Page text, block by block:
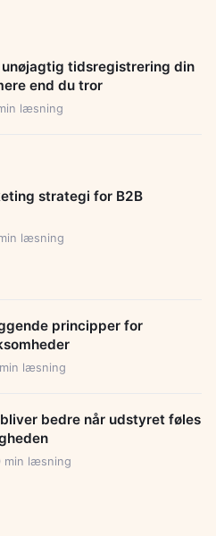
tidsregistrering din
end du tror
læsning
strategi for B2B
læsning
principper for
læsning
bedre når udstyret føles
min læsning